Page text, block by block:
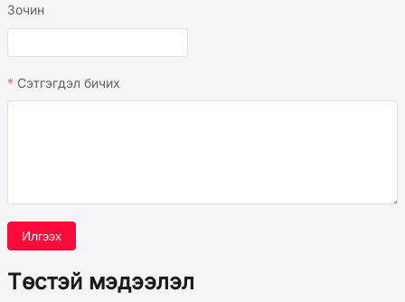
Зочин
Сэтгэгдэл бичих
Илгээх
Төстэй мэдээлэл